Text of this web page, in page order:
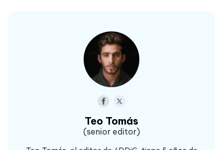
Teo Tomás
(senior editor)